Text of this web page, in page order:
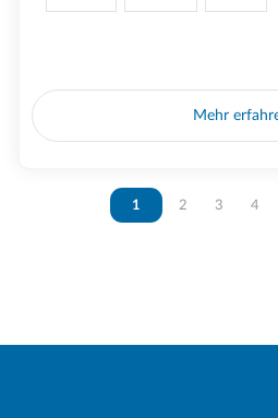
Mehr
Vous êtes sur la page
1 Vous êtes sur la
2 Vous êtes
3 4